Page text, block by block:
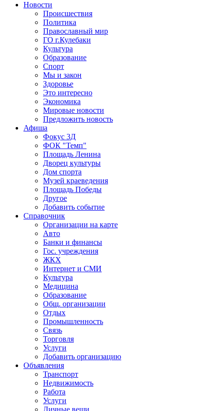
Новости
Происшествия
Политика
Православный мир
ГО г.Кулебаки
Культура
Образование
Спорт
Мы и закон
Здоровье
Это интересно
Экономика
Мировые новости
Предложить новость
Афиша
Фокус 3Д
ФОК "Темп"
Площадь Ленина
Дворец культуры
Дом спорта
Музей краеведения
Площадь Победы
Другое
Добавить событие
Справочник
Организации на карте
Авто
Банки и финансы
Гос. учреждения
ЖКХ
Интернет и СМИ
Культура
Медицина
Образование
Общ. организации
Отдых
Промышленность
Связь
Торговля
Услуги
Добавить организацию
Объявления
Транспорт
Недвижимость
Работа
Услуги